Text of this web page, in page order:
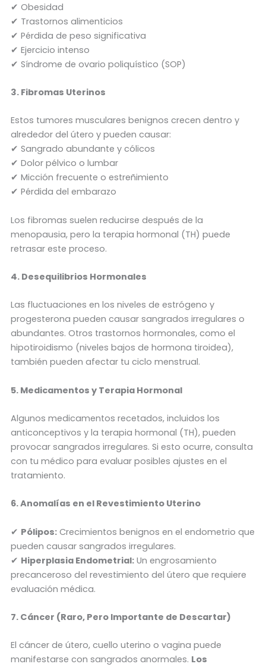
✔ Obesidad
✔ Trastornos alimenticios
✔ Pérdida de peso significativa
✔ Ejercicio intenso
✔ Síndrome de ovario poliquístico (SOP)
3. Fibromas Uterinos
Estos tumores musculares benignos crecen dentro y
alrededor del útero y pueden causar:
✔ Sangrado abundante y cólicos
✔ Dolor pélvico o lumbar
✔ Micción frecuente o estreñimiento
✔ Pérdida del embarazo
Los fibromas suelen reducirse después de la
menopausia, pero la terapia hormonal (TH) puede
retrasar este proceso.
4. Desequilibrios Hormonales
Las fluctuaciones en los niveles de estrógeno y
progesterona pueden causar sangrados irregulares o
abundantes. Otros trastornos hormonales, como el
hipotiroidismo (niveles bajos de hormona tiroidea),
también pueden afectar tu ciclo menstrual.
5. Medicamentos y Terapia Hormonal
Algunos medicamentos recetados, incluidos los
anticonceptivos y la terapia hormonal (TH), pueden
provocar sangrados irregulares. Si esto ocurre, consulta
con tu médico para evaluar posibles ajustes en el
tratamiento.
6. Anomalías en el Revestimiento Uterino
✔ Pólipos:Crecimientos benignos en el endometrio que
pueden causar sangrados irregulares.
✔ Hiperplasia Endometrial:Un engrosamiento
precanceroso del revestimiento del útero que requiere
evaluación médica.
7. Cáncer (Raro, Pero Importante de Descartar)
El cáncer de útero, cuello uterino o vagina puede
manifestarse con sangrados anormales. Los